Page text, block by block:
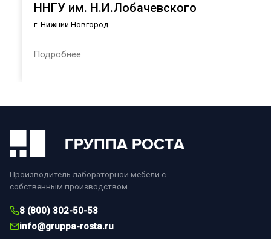
ННГУ им. Н.И.Лобачевского
г. Нижний Новгород
Подробнее
Производитель лабораторной мебели с
собственным производством.
8 (800) 302-50-53
info@gruppa-rosta.ru